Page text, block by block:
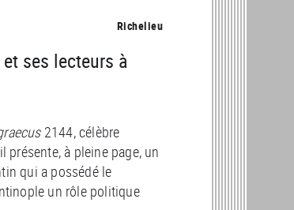
Richelieu
ses lecteurs à
2144, célèbre
présente, à pleine page, un
qui a possédé le
un rôle politique